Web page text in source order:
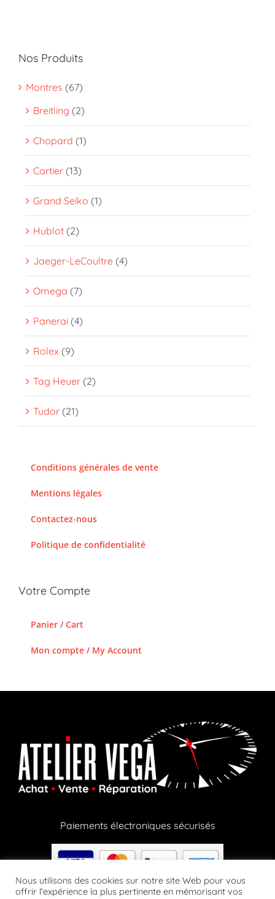
Nos Produits
Montres (67)
Breitling (2)
Chopard (1)
Cartier (13)
Grand Seiko (1)
Hublot (2)
Jaeger-LeCoultre (4)
Omega (7)
Panerai (4)
Rolex (9)
Tag Heuer (2)
Tudor (21)
Conditions générales de vente
Mentions légales
Contactez-nous
Politique de confidentialité
Votre Compte
Panier / Cart
Mon compte / My Account
Paiements électroniques sécurisés
Nous utilisons des cookies sur notre site Web pour vous
offrir l'expérience la plus pertinente en mémorisant vos